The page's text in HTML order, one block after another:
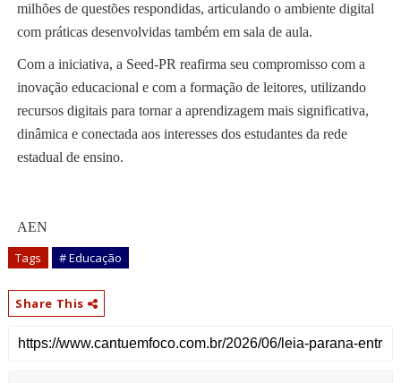
milhões de questões respondidas, articulando o ambiente digital
com práticas desenvolvidas também em sala de aula.
Com a iniciativa, a Seed-PR reafirma seu compromisso com a
inovação educacional e com a formação de leitores, utilizando
recursos digitais para tornar a aprendizagem mais significativa,
dinâmica e conectada aos interesses dos estudantes da rede
estadual de ensino.
AEN
Tags # Educação
Share This